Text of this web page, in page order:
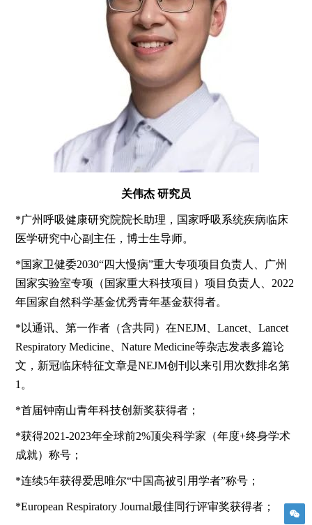
关伟杰 研究员
*广州呼吸健康研究院院长助理，国家呼吸系统疾病临床
医学研究中心副主任，博士生导师。
*国家卫健委2030“四大慢病”重大专项项目负责人、广州
国家实验室专项（国家重大科技项目）项目负责人、2022
年国家自然科学基金优秀青年基金获得者。
*以通讯、第一作者（含共同）在NEJM、Lancet、Lancet
Respiratory Medicine、Nature Medicine等杂志发表多篇论
文，新冠临床特征文章是NEJM创刊以来引用次数排名第
1。
*首届钟南山青年科技创新奖获得者；
*获得2021-2023年全球前2%顶尖科学家（年度+终身学术
成就）称号；
*连续5年获得爱思唯尔“中国高被引用学者”称号；
*European Respiratory Journal最佳同行评审奖获得者；